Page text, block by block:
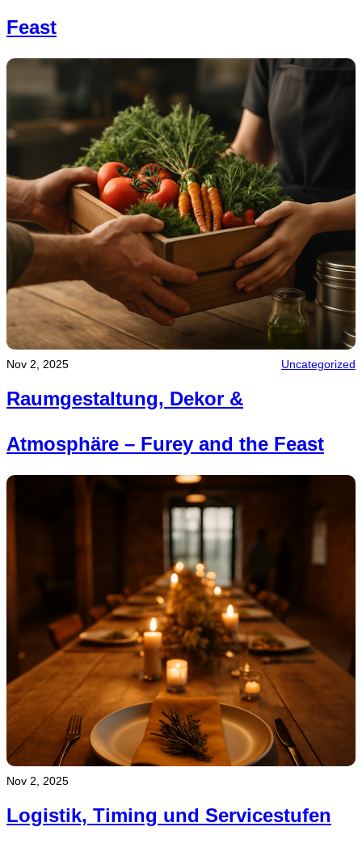
Feast
Nov 2, 2025 Uncategorized
Raumgestaltung, Dekor &
Atmosphäre – Furey and the Feast
Nov 2, 2025
Logistik, Timing und Servicestufen